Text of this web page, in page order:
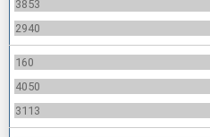
3853
2940
160
4050
3113